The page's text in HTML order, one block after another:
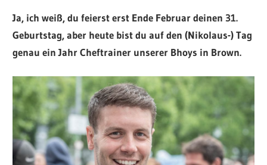
Ja, ich weiß, du feierst erst Ende Februar deinen 31.
Geburtstag, aber heute bist du auf den (Nikolaus-) Tag
genau ein Jahr Cheftrainer unserer Bhoys in Brown.